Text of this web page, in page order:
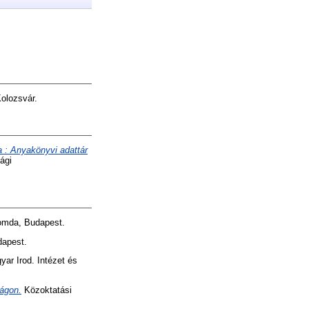
: Anyakönyvi adattár
Budapest.
Irod. Intézet és
Közoktatási